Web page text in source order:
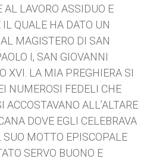
LAVORO ASSIDUO E
QUALE HA DATO UN
MAGISTERO DI SAN
I, SAN GIOVANNI
XVI. LA MIA PREGHIERA SI
NUMEROSI FEDELI CHE
ALL’ALTARE
DOVE EGLI CELEBRAVA
SUO MOTTO EPISCOPALE
SERVO BUONO E